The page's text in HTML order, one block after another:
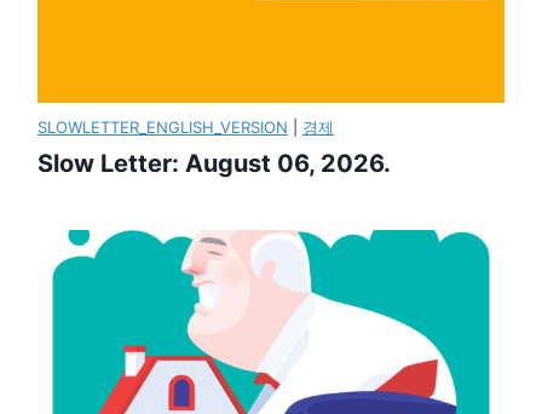
SLOWLETTER_ENGLISH_VERSION 경제
Slow Letter: August 06, 2026.